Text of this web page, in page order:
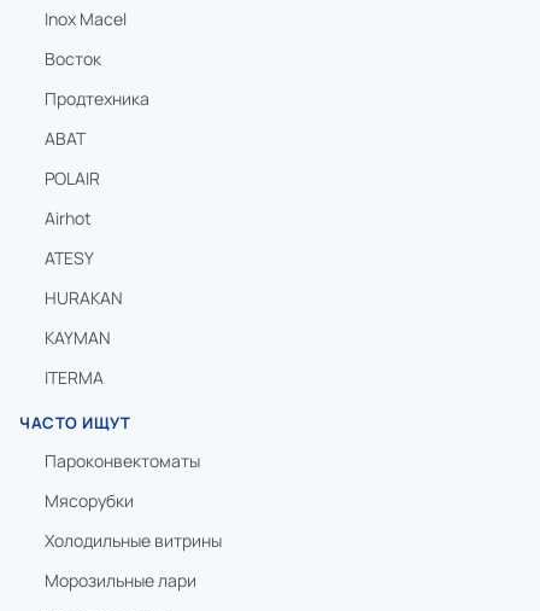
Inox Macel
Восток
Продтехника
ABAT
POLAIR
Airhot
ATESY
HURAKAN
KAYMAN
ITERMA
ЧАСТО ИЩУТ
Пароконвектоматы
Мясорубки
Холодильные витрины
Морозильные лари